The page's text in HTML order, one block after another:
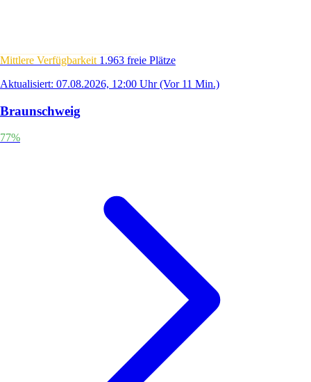
Mittlere Verfügbarkeit 1.963 freie Plätze
Aktualisiert: 07.08.2026, 12:00 Uhr(Vor 11 Min.)
Braunschweig
77%